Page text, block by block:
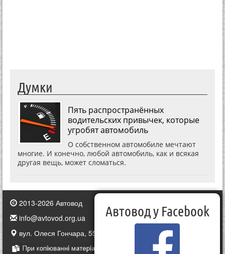
Думки
Пять распространённых
водительских привычек, которые
угробят автомобиль
О собственном автомобиле мечтают
многие. И конечно, любой автомобиль, как и всякая
другая вещь, может сломаться.
2013-2026 Автовод
info@avtovod.org.ua
вул. Олеся Гончара, 55, Київ, Україна
Автовод у Facebook